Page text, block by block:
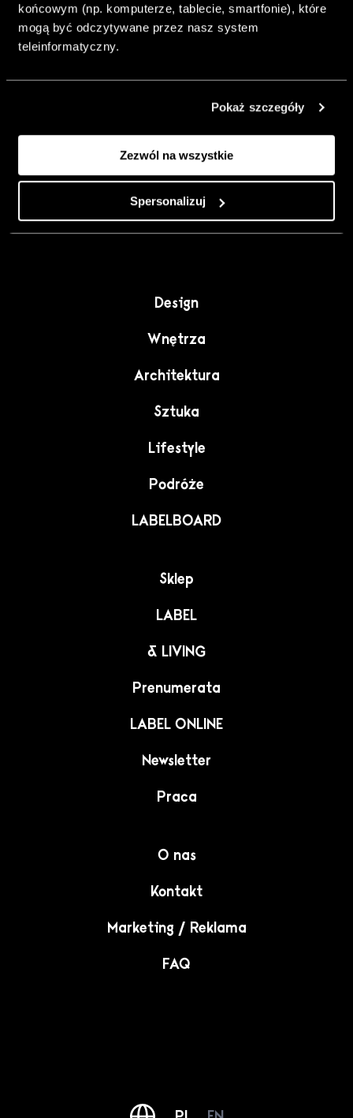
końcowym (np. komputerze, tablecie, smartfonie), które
mogą być odczytywane przez nasz system
teleinformatyczny.
Pokaż szczegóły
Zezwól na wszystkie
Spersonalizuj
& Living 40.
„Dom bardziej
Twój. Odważ się
urządzić go
rzemiosło jako
punkt wyjścia
do wnętrz
pełnych
charakteru”.
Design
Wnętrza
Architektura
Sztuka
Lifestyle
Podróże
LABELBOARD
Sklep
LABEL
& LIVING
Prenumerata
LABEL ONLINE
Newsletter
Praca
O nas
Kontakt
Marketing / Reklama
FAQ